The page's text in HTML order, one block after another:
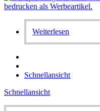
Weiterlesen
Schnellansicht
Schnellansicht